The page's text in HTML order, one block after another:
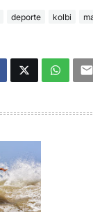
deporte kolbi